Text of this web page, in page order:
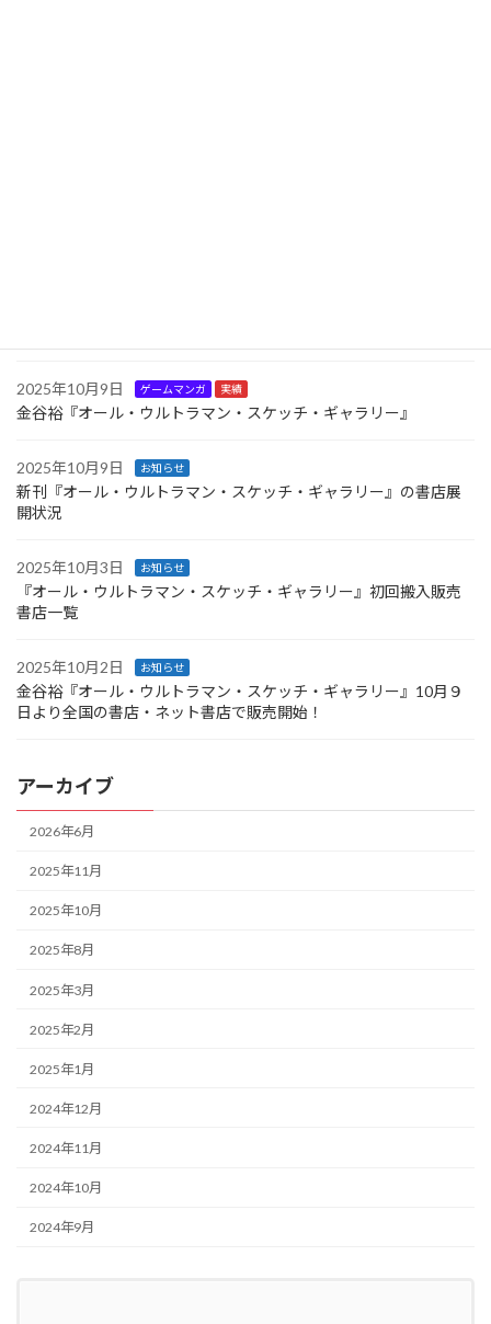
2025年10月9日 ゲームマンガ 実績
金谷裕『オール・ウルトラマン・スケッチ・ギャラリー』
2025年10月9日 お知らせ
新刊『オール・ウルトラマン・スケッチ・ギャラリー』の書店展
開状況
2025年10月3日 お知らせ
『オール・ウルトラマン・スケッチ・ギャラリー』初回搬入販売
書店一覧
2025年10月2日 お知らせ
金谷裕『オール・ウルトラマン・スケッチ・ギャラリー』10月９
日より全国の書店・ネット書店で販売開始！
アーカイブ
2026年6月
2025年11月
2025年10月
2025年8月
2025年3月
2025年2月
2025年1月
2024年12月
2024年11月
2024年10月
2024年9月